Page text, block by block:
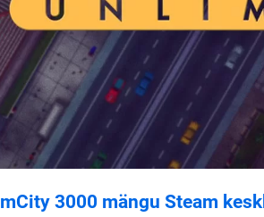
3000 mängu Steam